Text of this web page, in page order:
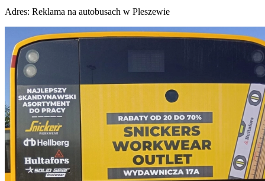
Adres: Reklama na autobusach w Pleszewie